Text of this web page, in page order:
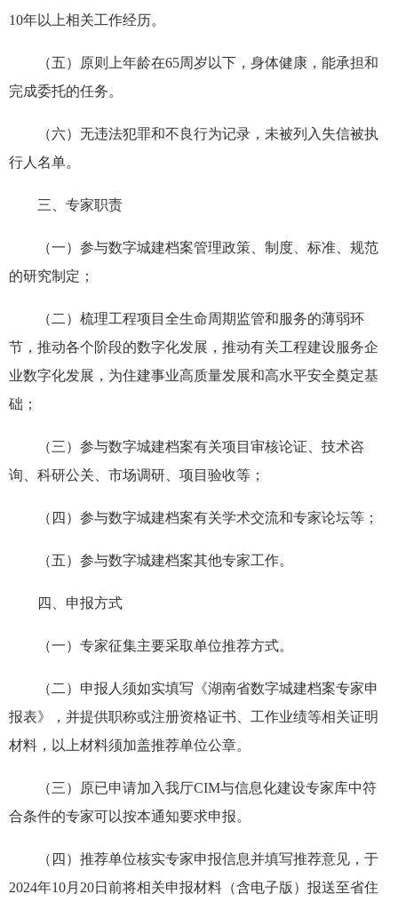
10年以上相关工作经历。
（五）原则上年龄在65周岁以下，身体健康，能承担和
完成委托的任务。
（六）无违法犯罪和不良行为记录，未被列入失信被执
行人名单。
三、专家职责
（一）参与数字城建档案管理政策、制度、标准、规范
的研究制定；
（二）梳理工程项目全生命周期监管和服务的薄弱环
节，推动各个阶段的数字化发展，推动有关工程建设服务企
业数字化发展，为住建事业高质量发展和高水平安全奠定基
础；
（三）参与数字城建档案有关项目审核论证、技术咨
询、科研公关、市场调研、项目验收等；
（四）参与数字城建档案有关学术交流和专家论坛等；
（五）参与数字城建档案其他专家工作。
四、申报方式
（一）专家征集主要采取单位推荐方式。
（二）申报人须如实填写《湖南省数字城建档案专家申
报表》，并提供职称或注册资格证书、工作业绩等相关证明
材料，以上材料须加盖推荐单位公章。
（三）原已申请加入我厅CIM与信息化建设专家库中符
合条件的专家可以按本通知要求申报。
（四）推荐单位核实专家申报信息并填写推荐意见，于
2024年10月20日前将相关申报材料（含电子版）报送至省住